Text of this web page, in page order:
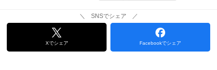
＼ SNSでシェア ／
Xでシェア Facebookでシェア